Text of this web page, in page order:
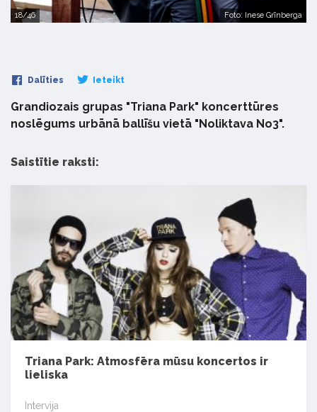
18/46 Foto: Inese Grīnberga
Dalīties Ieteikt
Grandiozais grupas "Triana Park" koncerttūres
noslēgums urbānā ballīšu vietā "Noliktava No3".
Saistītie raksti:
Triana Park: Atmosfēra mūsu koncertos ir
lieliska
Intervija